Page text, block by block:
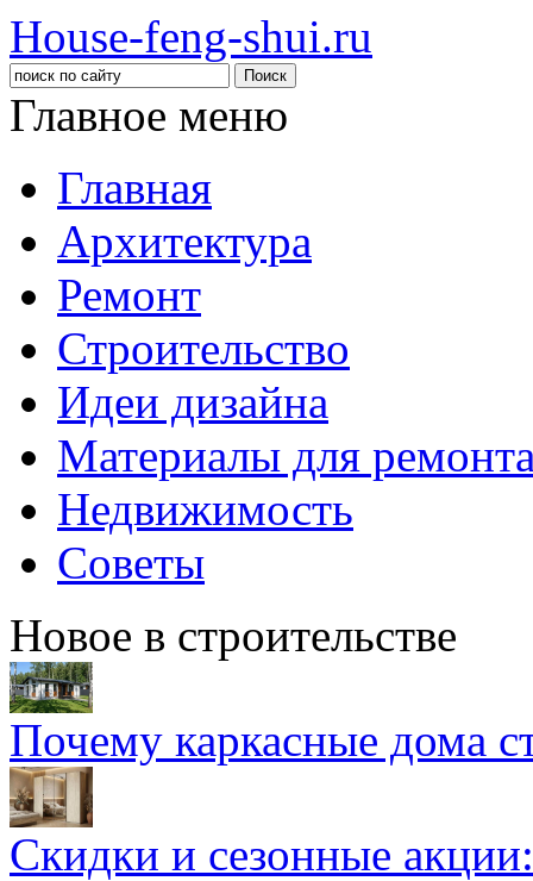
House-feng-shui.ru
Главное меню
Главная
Архитектура
Ремонт
Строительство
Идеи дизайна
Материалы для
Недвижимость
Советы
Новое в строительстве
Почему каркасные дома
Скидки и сезонные